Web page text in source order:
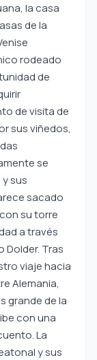
la casa
de la
rodeado
de
de visita de
sus viñedos,
se
sus
sacado
su torre
a través
Dolder. Tras
viaje hacia
Alemania,
grande de la
con una
La
y sus